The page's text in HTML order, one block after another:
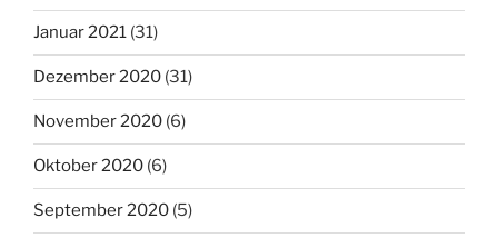
Januar 2021 (31)
Dezember 2020 (31)
November 2020 (6)
Oktober 2020 (6)
September 2020 (5)